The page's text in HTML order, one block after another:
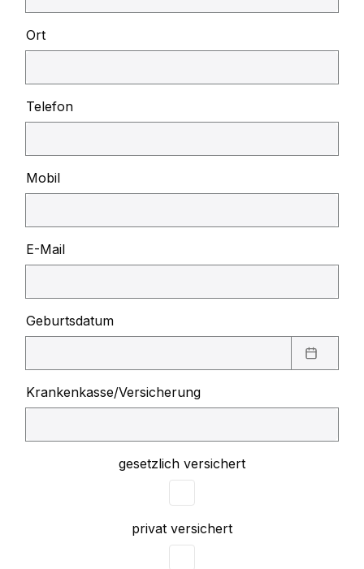
Ort
Telefon
Mobil
E-Mail
Geburtsdatum
Krankenkasse/Versicherung
gesetzlich versichert
privat versichert